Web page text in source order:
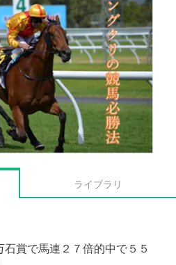
ライブラリ
賞で馬連２７倍的中で５５